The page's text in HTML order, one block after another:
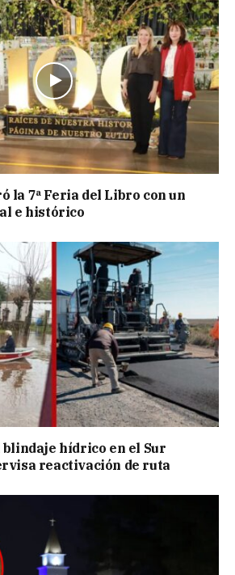
la 7ª Feria del Libro con un
e histórico
blindaje hídrico en el Sur
reactivación de ruta